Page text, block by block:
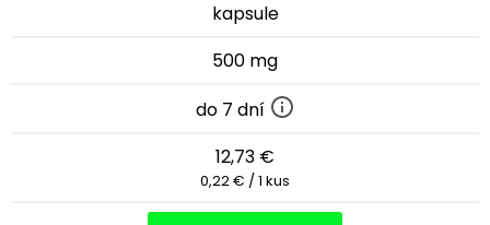
kapsule
500 mg
do 7 dní
12,73 €
0,22 € / 1 kus